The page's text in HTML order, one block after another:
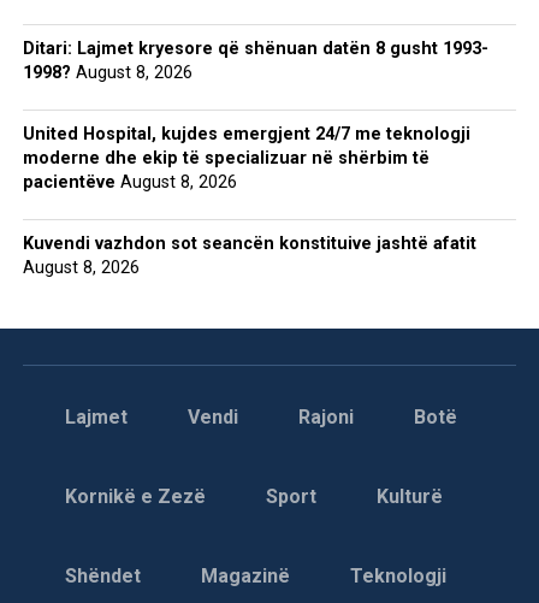
Ditari: Lajmet kryesore që shënuan datën 8 gusht 1993-
1998? August 8, 2026
United Hospital, kujdes emergjent 24/7 me teknologji
moderne dhe ekip të specializuar në shërbim të
pacientëve August 8, 2026
Kuvendi vazhdon sot seancën konstituive jashtë afatit
August 8, 2026
Lajmet Vendi Rajoni Botë
Kornikë e Zezë Sport Kulturë
Shëndet Magazinë Teknologji